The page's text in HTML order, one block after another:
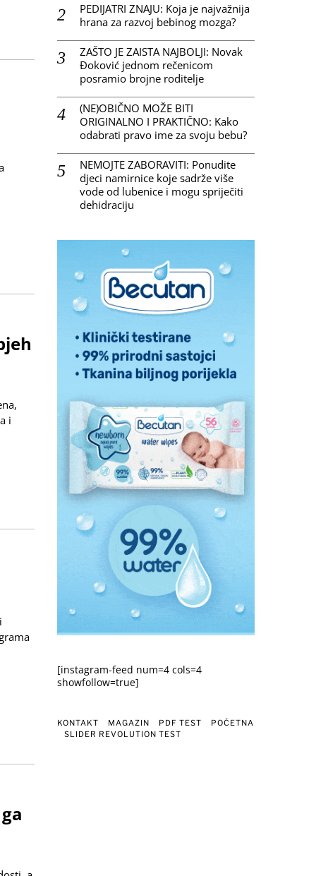
i
PEDIJATRI ZNAJU: Koja je najvažnija
hrana za razvoj bebinog mozga?
ZAŠTO JE ZAISTA NAJBOLJI: Novak
Đoković jednom rečenicom
posramio brojne roditelje
(NE)OBIČNO MOŽE BITI
ORIGINALNO I PRAKTIČNO: Kako
odabrati pravo ime za svoju bebu?
NEMOJTE ZABORAVITI: Ponudite
djeci namirnice koje sadrže više
vode od lubenice i mogu spriječiti
dehidraciju
[instagram-feed num=4 cols=4
showfollow=true]
KONTAKT MAGAZIN PDF TEST
POČETNA
SLIDER REVOLUTION TEST